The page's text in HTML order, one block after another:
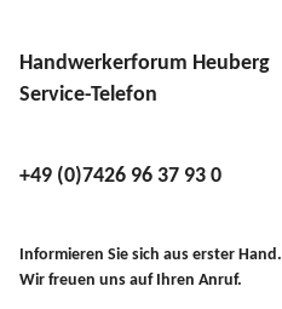
Handwerkerforum Heuberg
Service-Telefon
+49 (0)7426 96 37 93 0
Informieren Sie sich aus erster Hand.
Wir freuen uns auf Ihren Anruf.